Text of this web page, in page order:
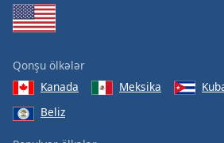
Qonşu ölkələr
Kanada
Meksika
Beliz